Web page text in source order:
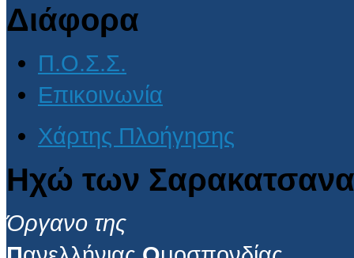
Διάφορα
Π.Ο.Σ.Σ.
Επικοινωνία
Χάρτης Πλοήγησης
Ηχώ των
Όργανο της